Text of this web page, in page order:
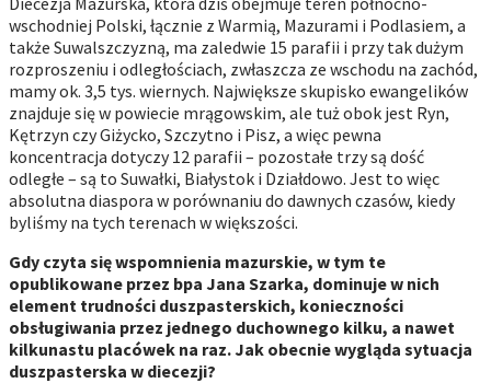
wschodniej Polski, łącznie z Warmią, Mazurami i Podlasiem, a
także Suwalszczyzną, ma zaledwie 15 parafii i przy tak dużym
rozproszeniu i odległościach, zwłaszcza ze wschodu na zachód,
mamy ok. 3,5 tys. wiernych. Największe skupisko ewangelików
znajduje się w powiecie mrągowskim, ale tuż obok jest Ryn,
Kętrzyn czy Giżycko, Szczytno i Pisz, a więc pewna
koncentracja dotyczy 12 parafii – pozostałe trzy są dość
odległe – są to Suwałki, Białystok i Działdowo. Jest to więc
absolutna diaspora w porównaniu do dawnych czasów, kiedy
byliśmy na tych terenach w większości.
Gdy czyta się wspomnienia mazurskie, w tym te
opublikowane przez bpa Jana Szarka, dominuje w nich
element trudności duszpasterskich, konieczności
obsługiwania przez jednego duchownego kilku, a nawet
kilkunastu placówek na raz. Jak obecnie wygląda sytuacja
duszpasterska w diecezji?